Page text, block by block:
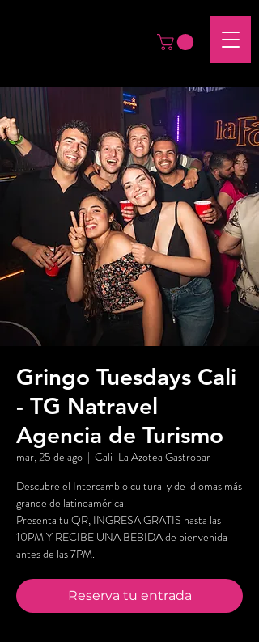
Gringo Tuesdays Cali
- TG Natravel
Agencia de Turismo
mar, 25 de ago
  |
Cali-La Azotea Gastrobar
Descubre el Intercambio cultural y de idiomas más
grande de latinoamérica.
Presenta tu QR, INGRESA GRATIS hasta las
10PM Y RECIBE UNA BEBIDA de bienvenida
antes de las 7PM.
Reserva tu entrada